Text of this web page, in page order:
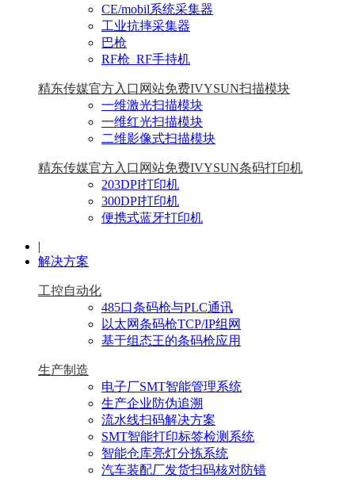
CE/mobil系统采集器
工业抗摔采集器
巴枪
RF枪_RF手持机
精东传媒官方入口网站免费IVYSUN扫描模块
一维激光扫描模块
一维红光扫描模块
二维影像式扫描模块
精东传媒官方入口网站免费IVYSUN条码打印机
203DPI打印机
300DPI打印机
便携式蓝牙打印机
|
解决方案
工控自动化
485口条码枪与PLC通讯
以太网条码枪TCP/IP组网
基于组态王的条码枪应用
生产制造
电子厂SMT智能管理系统
生产企业防伪追溯
流水线扫码解决方案
SMT智能打印标签检测系统
智能仓库亮灯分拣系统
汽车装配厂发货扫码核对防错